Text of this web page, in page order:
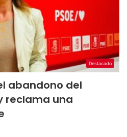
Destacado
abandono del
reclama una